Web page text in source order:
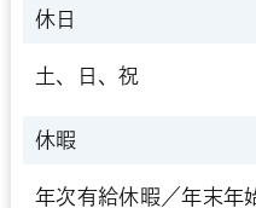
休日
土、日、祝
休暇
年次有給休暇／年末年